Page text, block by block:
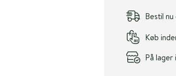
Bestil
Køb
På lager i